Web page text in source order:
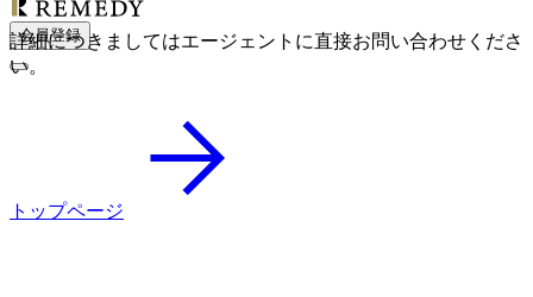
会員登録
詳細につきましてはエージェントに直接お問い合わせくださ
い。
トップページ